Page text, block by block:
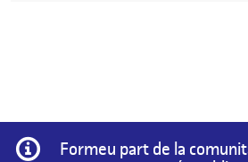
Informació
Formeu part de la